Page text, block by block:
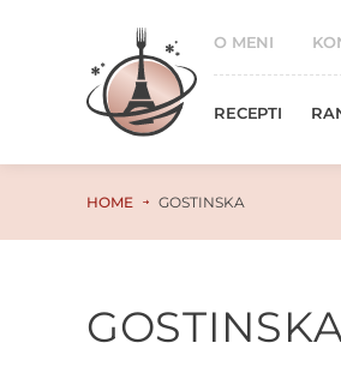
O MENI
RECEPTI
HOME GOSTINSKA